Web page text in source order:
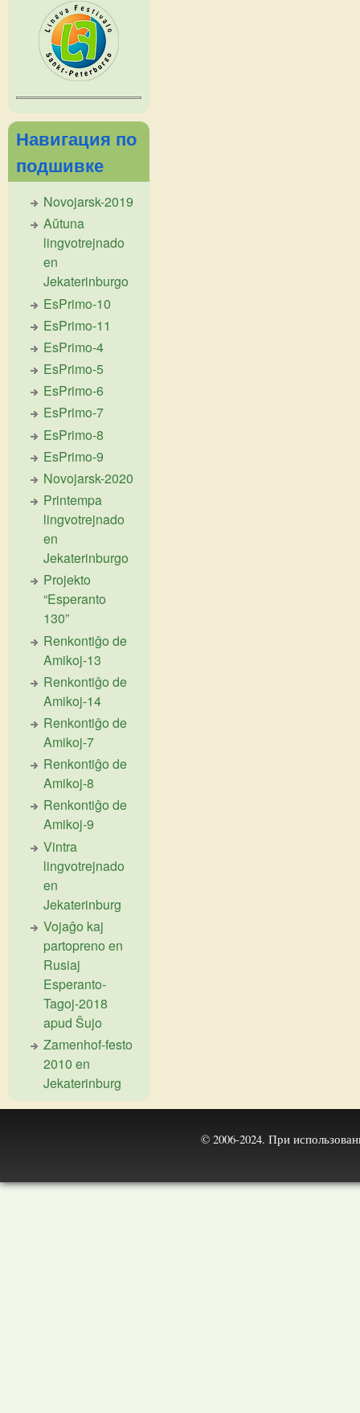
Навигация по
подшивке
Novojarsk-2019
Aŭtuna
lingvotrejnado
en
Jekaterinburgo
EsPrimo-10
EsPrimo-11
EsPrimo-4
EsPrimo-5
EsPrimo-6
EsPrimo-7
EsPrimo-8
EsPrimo-9
Novojarsk-2020
Printempa
lingvotrejnado
en
Jekaterinburgo
Projekto
“Esperanto
130”
Renkontiĝo de
Amikoj-13
Renkontiĝo de
Amikoj-14
Renkontiĝo de
Amikoj-7
Renkontiĝo de
Amikoj-8
Renkontiĝo de
Amikoj-9
Vintra
lingvotrejnado
en
Jekaterinburg
Vojaĝo kaj
partopreno en
Rusiaj
Esperanto-
Tagoj-2018
apud Ŝujo
Zamenhof-festo
2010 en
Jekaterinburg
© 2006-2024. При